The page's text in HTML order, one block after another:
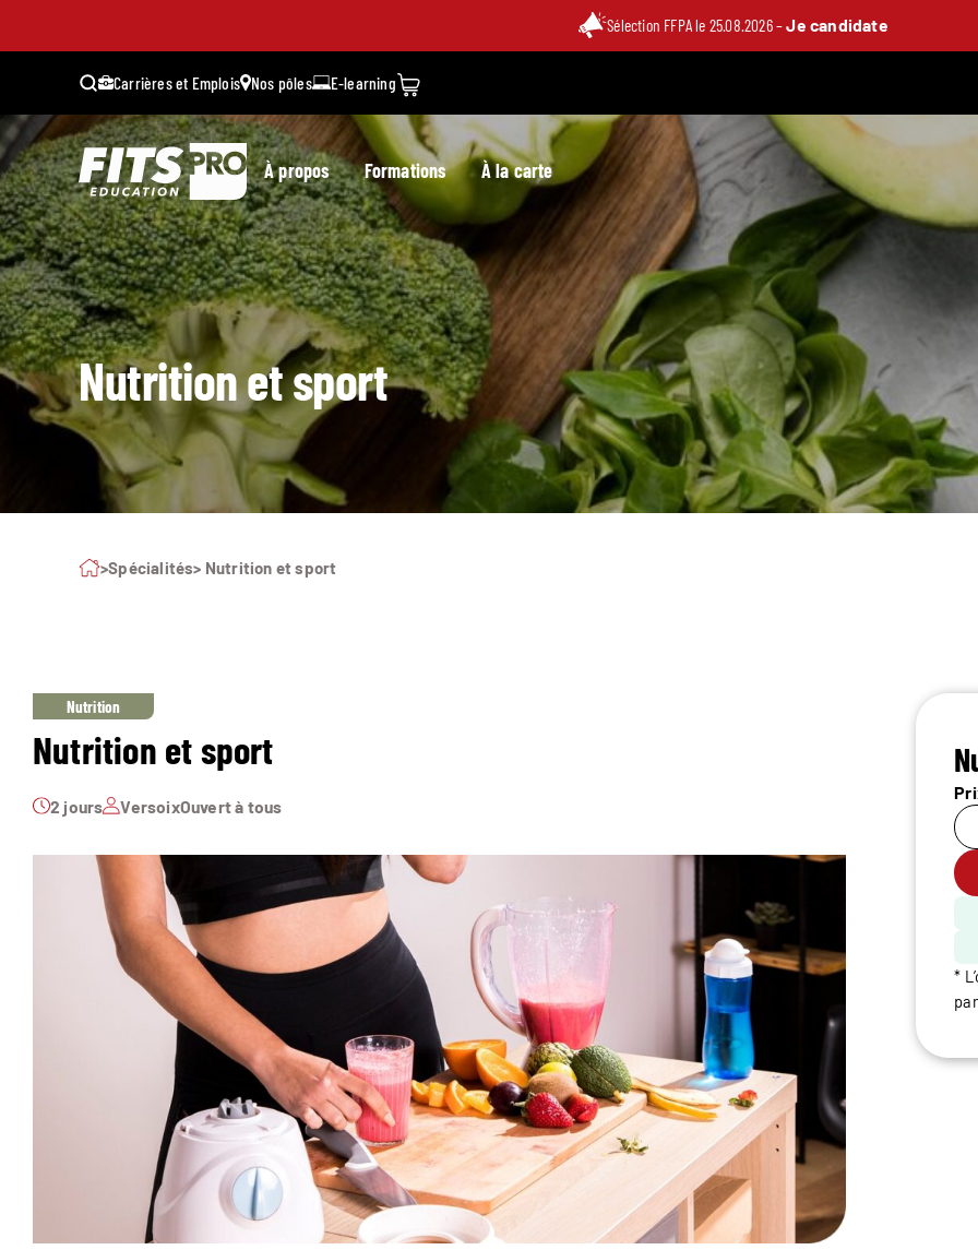
Sélection FFPA le 25.08.2026 –Je candidate
Carrières et Emplois Nos pôles E-learning
À propos Formations À la carte
Nutrition et sport
>Spécialités> Nutrition et sport
Nutrition
Nutrition et sport
2 jours VersoixOuvert à tous
*